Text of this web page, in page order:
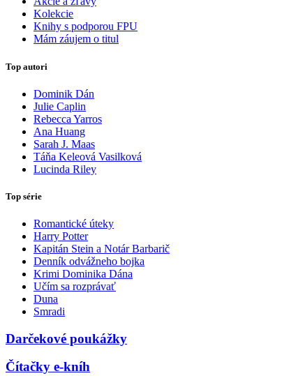
Kolekcie
Knihy s podporou FPU
Mám záujem o titul
Top autori
Dominik Dán
Julie Caplin
Rebecca Yarros
Ana Huang
Sarah J. Maas
Táňa Keleová Vasilková
Lucinda Riley
Top série
Romantické úteky
Harry Potter
Kapitán Stein a Notár Barbarič
Denník odvážneho bojka
Krimi Dominika Dána
Učím sa rozprávať
Duna
Smradi
Darčekové poukážky
Čítačky e-kníh